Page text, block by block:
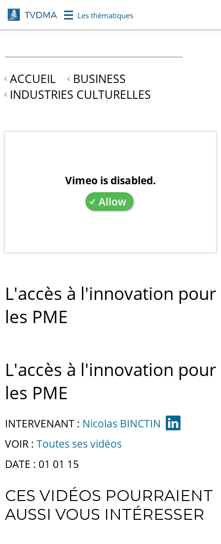
Aller
au
contenu
Les thématiques
ACCUEIL
BUSINESS
INDUSTRIES CULTURELLES
Vimeo is disabled.
Allow
L'accès à l'innovation pour
les PME
L'accès à l'innovation pour
les PME
INTERVENANT : Nicolas BINCTIN
VOIR : Toutes ses vidéos
DATE : 01 01 15
CES VIDÉOS POURRAIENT
AUSSI VOUS INTÉRESSER